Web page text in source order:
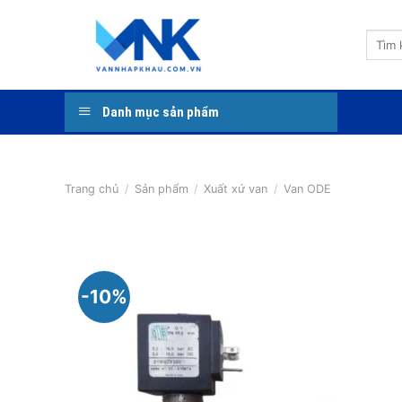
Tìm
Danh mục sản phẩm
Trang chủ / Sản phẩm / Xuất xứ van / Van ODE
-10%